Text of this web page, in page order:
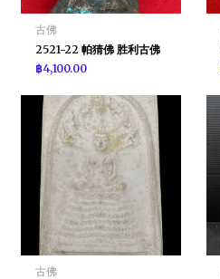
古佛
2521-22 帕猜佛 胜利古佛
฿4,100.00
古佛